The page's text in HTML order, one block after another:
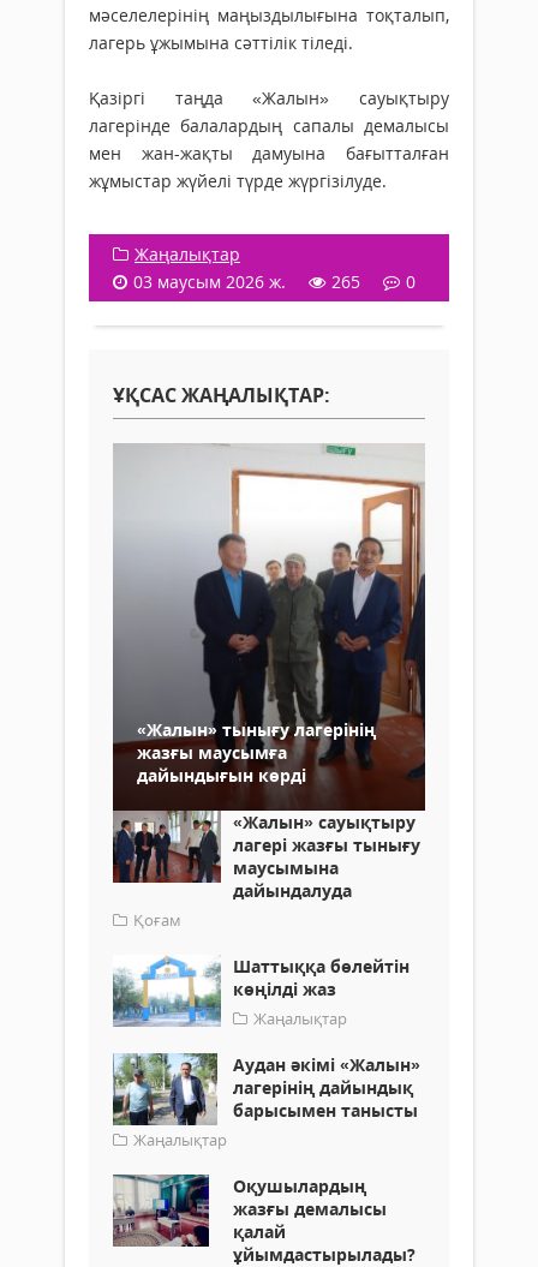
мәселелерінің маңыздылығына тоқталып,
лагерь ұжымына сәттілік тіледі.
Қазіргі таңда «Жалын» сауықтыру
лагерінде балалардың сапалы демалысы
мен жан-жақты дамуына бағытталған
жұмыстар жүйелі түрде жүргізілуде.
Жаңалықтар
03 маусым 2026 ж.
265 0
ҰҚСАС ЖАҢАЛЫҚТАР:
«Жалын» тынығу лагерінің
жазғы маусымға
дайындығын көрді
«Жалын» сауықтыру
лагері жазғы тынығу
маусымына
дайындалуда
Қоғам
Шаттыққа бөлейтін
көңілді жаз
Жаңалықтар
Аудан әкімі «Жалын»
лагерінің дайындық
барысымен танысты
Жаңалықтар
Оқушылардың
жазғы демалысы
қалай
ұйымдастырылады?